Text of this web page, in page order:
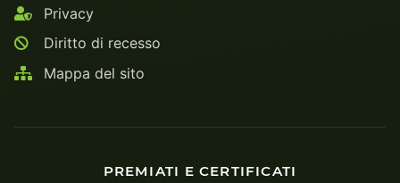
Privacy
Diritto di recesso
Mappa del sito
PREMIATI E CERTIFICATI